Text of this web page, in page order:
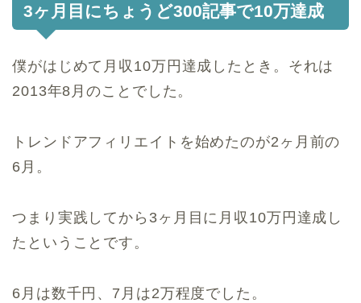
3ヶ月目にちょうど300記事で10万達成
僕がはじめて月収10万円達成したとき。それは
2013年8月のことでした。
トレンドアフィリエイトを始めたのが2ヶ月前の
6月。
つまり実践してから3ヶ月目に月収10万円達成し
たということです。
6月は数千円、7月は2万程度でした。